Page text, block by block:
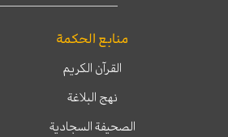
منابع الحكمة
القرآن الكريم
نهج البلاغة
الصحيفة السجادية